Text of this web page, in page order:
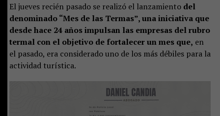
El jueves recién pasado se realizó el lanzamientodel
denominado “Mes de las Termas”, una iniciativa que
desde hace 24 años impulsan las empresas del rubro
termal con el objetivo de fortalecer un mes que, en
el pasado, era considerado uno de los más débiles para la
actividad turística.